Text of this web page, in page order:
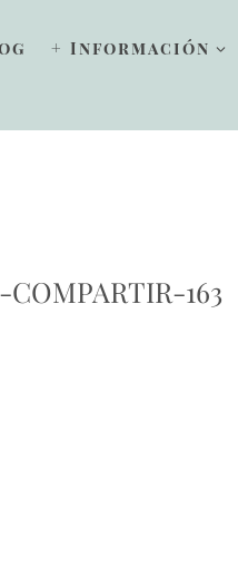
+ Información
163